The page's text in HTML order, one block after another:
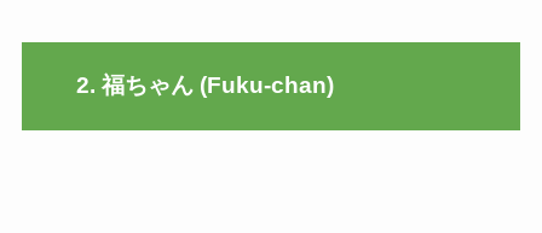
2. 福ちゃん (Fuku-chan)